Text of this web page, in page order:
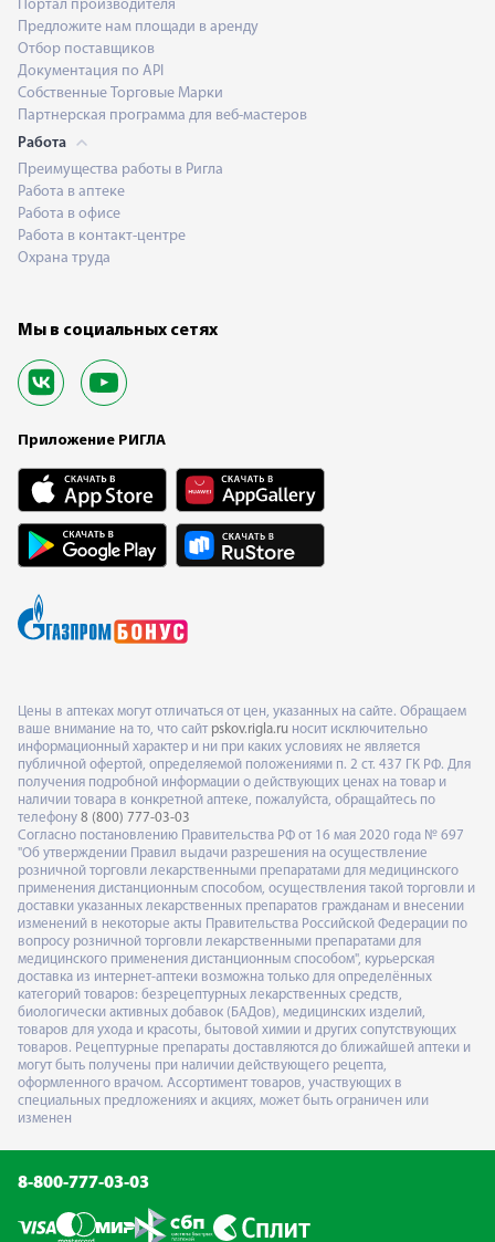
Портал производителя
Предложите нам площади в аренду
Отбор поставщиков
Документация по API
Собственные Торговые Марки
Партнерская программа для веб-мастеров
Работа
Преимущества работы в Ригла
Работа в аптеке
Работа в офисе
Работа в контакт-центре
Охрана труда
Мы в социальных сетях
Приложение РИГЛА
Цены в аптеках могут отличаться от цен, указанных на сайте. Обращаем
ваше внимание на то, что сайт pskov.rigla.ru носит исключительно
информационный характер и ни при каких условиях не является
публичной офертой, определяемой положениями п. 2 ст. 437 ГК РФ. Для
получения подробной информации о действующих ценах на товар и
наличии товара в конкретной аптеке, пожалуйста, обращайтесь по
телефону 8 (800) 777-03-03
Согласно постановлению Правительства РФ от 16 мая 2020 года № 697
"Об утверждении Правил выдачи разрешения на осуществление
розничной торговли лекарственными препаратами для медицинского
применения дистанционным способом, осуществления такой торговли и
доставки указанных лекарственных препаратов гражданам и внесении
изменений в некоторые акты Правительства Российской Федерации по
вопросу розничной торговли лекарственными препаратами для
медицинского применения дистанционным способом", курьерская
доставка из интернет-аптеки возможна только для определённых
категорий товаров: безрецептурных лекарственных средств,
биологически активных добавок (БАДов), медицинских изделий,
товаров для ухода и красоты, бытовой химии и других сопутствующих
товаров. Рецептурные препараты доставляются до ближайшей аптеки и
могут быть получены при наличии действующего рецепта,
оформленного врачом. Ассортимент товаров, участвующих в
специальных предложениях и акциях, может быть ограничен или
изменен
8-800-777-03-03